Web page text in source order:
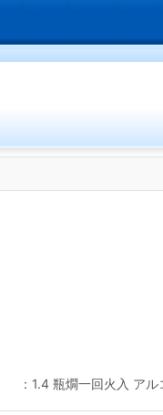
1.4 瓶燗一回火入 アル